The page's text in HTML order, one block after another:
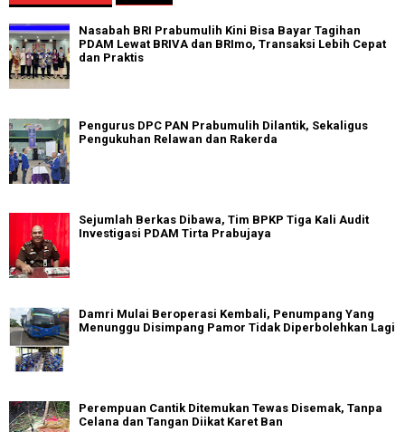
Nasabah BRI Prabumulih Kini Bisa Bayar Tagihan
PDAM Lewat BRIVA dan BRImo, Transaksi Lebih Cepat
dan Praktis
Pengurus DPC PAN Prabumulih Dilantik, Sekaligus
Pengukuhan Relawan dan Rakerda
Sejumlah Berkas Dibawa, Tim BPKP Tiga Kali Audit
Investigasi PDAM Tirta Prabujaya
Damri Mulai Beroperasi Kembali, Penumpang Yang
Menunggu Disimpang Pamor Tidak Diperbolehkan Lagi
Perempuan Cantik Ditemukan Tewas Disemak, Tanpa
Celana dan Tangan Diikat Karet Ban